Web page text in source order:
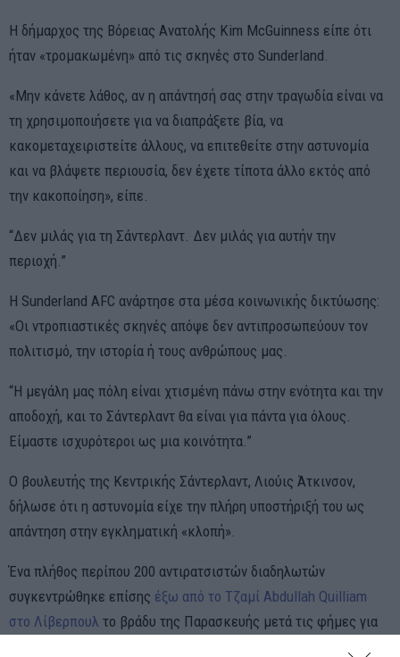
Η δήμαρχος της Βόρειας Ανατολής Kim McGuinness είπε ότι
ήταν «τρομακωμένη» από τις σκηνές στο Sunderland.
«Μην κάνετε λάθος, αν η απάντησή σας στην τραγωδία είναι να
τη χρησιμοποιήσετε για να διαπράξετε βία, να
κακομεταχειριστείτε άλλους, να επιτεθείτε στην αστυνομία
και να βλάψετε περιουσία, δεν έχετε τίποτα άλλο εκτός από
την κακοποίηση», είπε.
“Δεν μιλάς για τη Σάντερλαντ. Δεν μιλάς για αυτήν την
περιοχή.”
Η Sunderland AFC ανάρτησε στα μέσα κοινωνικής δικτύωσης:
«Οι ντροπιαστικές σκηνές απόψε δεν αντιπροσωπεύουν τον
πολιτισμό, την ιστορία ή τους ανθρώπους μας.
“Η μεγάλη μας πόλη είναι χτισμένη πάνω στην ενότητα και την
αποδοχή, και το Σάντερλαντ θα είναι για πάντα για όλους.
Είμαστε ισχυρότεροι ως μια κοινότητα.”
Ο βουλευτής της Κεντρικής Σάντερλαντ, Λιούις Άτκινσον,
δήλωσε ότι η αστυνομία είχε την πλήρη υποστήριξή του ως
απάντηση στην εγκληματική «κλοπή».
Ένα πλήθος περίπου 200 αντιρατσιστών διαδηλωτών
συγκεντρώθηκε επίσης έξω από το Τζαμί Abdullah Quilliam
στο Λίβερπουλ το βράδυ της Παρασκευής μετά τις φήμες για